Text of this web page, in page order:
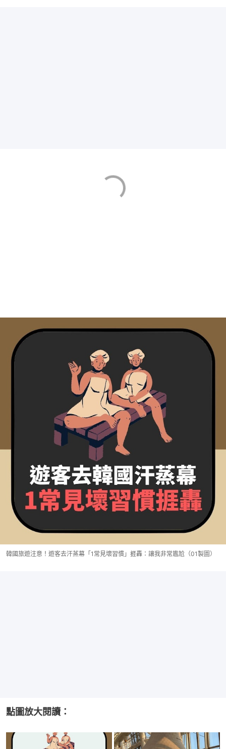
韓國旅遊注意！遊客去汗蒸幕「1常見壞習慣」捱轟：讓我非常尷尬（01製圖）
點圖放大閱讀：